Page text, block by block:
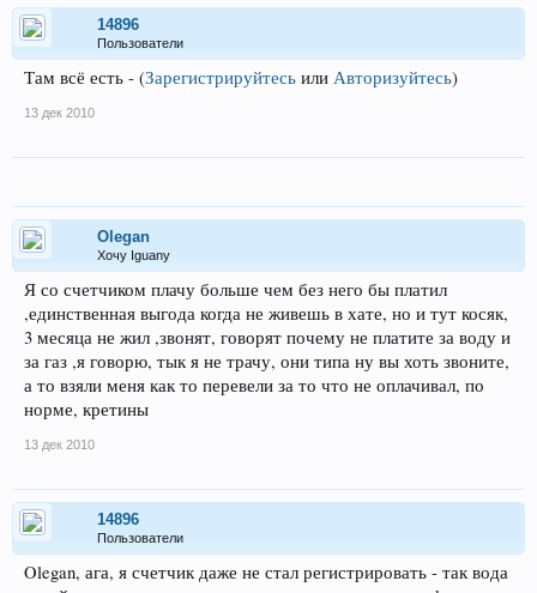
14896
Пользователи
Там всё есть - (Зарегистрируйтесь или Авторизуйтесь)
13 дек 2010
Olegan
Хочу Iguanу
Я со счетчиком плачу больше чем без него бы платил
,единственная выгода когда не живешь в хате, но и тут косяк,
3 месяца не жил ,звонят, говорят почему не платите за воду и
за газ ,я говорю, тык я не трачу, они типа ну вы хоть звоните,
а то взяли меня как то перевели за то что не оплачивал, по
норме, кретины
13 дек 2010
14896
Пользователи
Olegan, ага, я счетчик даже не стал регистрировать - так вода